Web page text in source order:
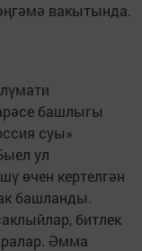
вакытында.
башлыгы
суы»
ул
өчен кертелгән
башланды.
битлек
Әмма